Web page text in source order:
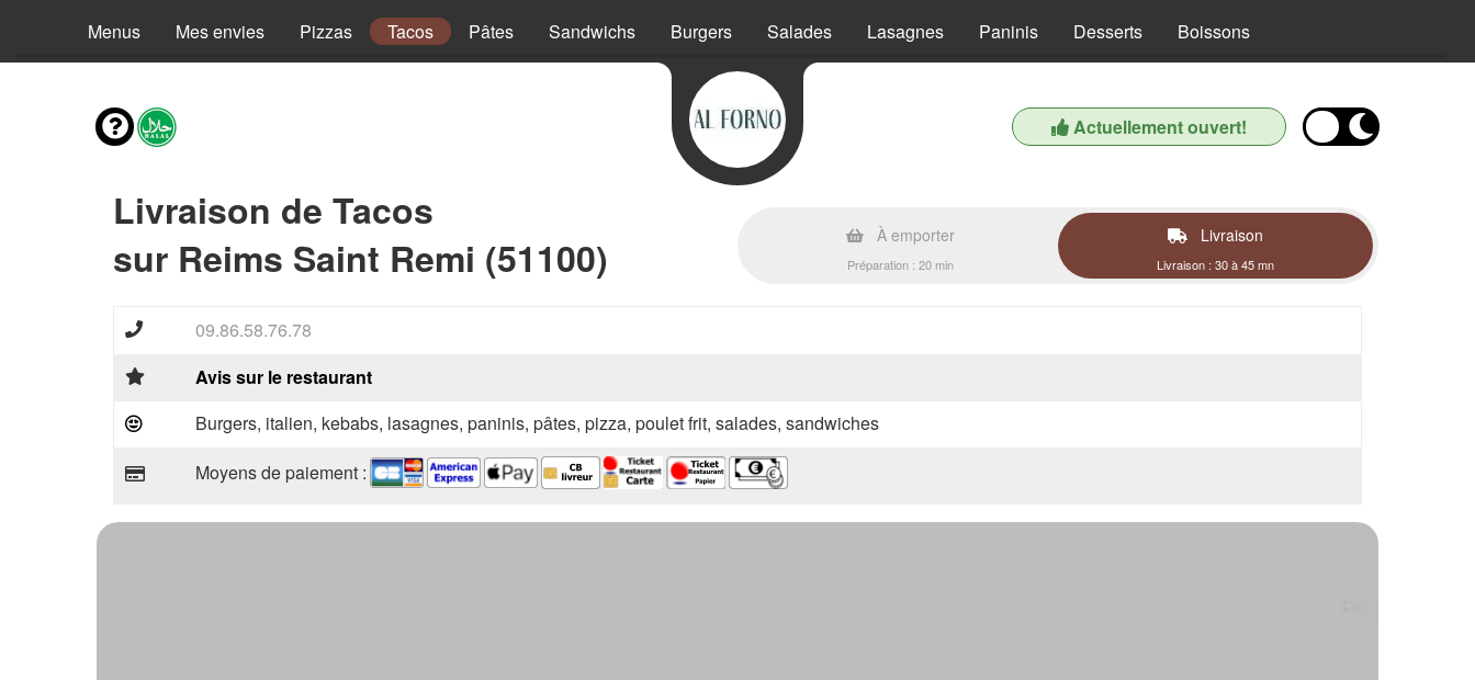
Menus Mes envies Pizzas Tacos Pâtes Sandwichs Burgers Salades Lasagnes Paninis Desserts Boissons
Actuellement ouvert!
Livraison de Tacos
sur Reims Saint Remi (51100)
À emporter
Préparation : 20 min
Livraison
Livraison : 30 à 45 mn
09.86.58.76.78
Avis sur le restaurant
Burgers, italien, kebabs, lasagnes, paninis, pâtes, pizza, poulet frit, salades, sandwiches
Moyens de paiement :